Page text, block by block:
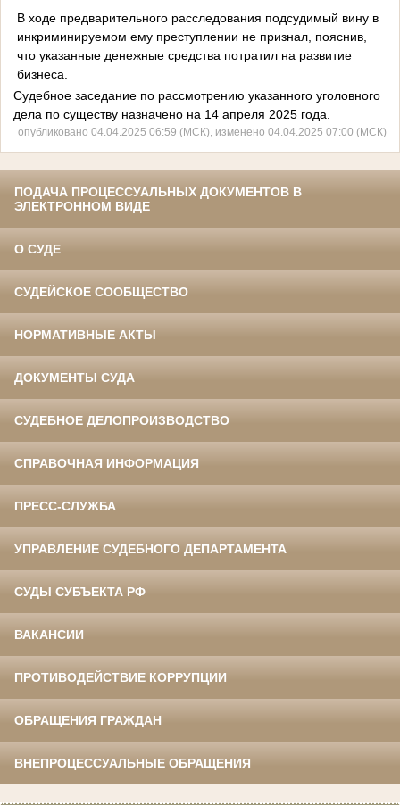
В ходе предварительного расследования подсудимый вину в
инкриминируемом ему преступлении не признал, пояснив,
что указанные денежные средства потратил на развитие
бизнеса.
Судебное заседание по рассмотрению указанного уголовного
дела по существу назначено на 14 апреля 2025 года.
опубликовано 04.04.2025 06:59 (МСК), изменено 04.04.2025 07:00 (МСК)
ПОДАЧА ПРОЦЕССУАЛЬНЫХ ДОКУМЕНТОВ В
ЭЛЕКТРОННОМ ВИДЕ
О СУДЕ
СУДЕЙСКОЕ СООБЩЕСТВО
НОРМАТИВНЫЕ АКТЫ
ДОКУМЕНТЫ СУДА
СУДЕБНОЕ ДЕЛОПРОИЗВОДСТВО
СПРАВОЧНАЯ ИНФОРМАЦИЯ
ПРЕСС-СЛУЖБА
УПРАВЛЕНИЕ СУДЕБНОГО ДЕПАРТАМЕНТА
СУДЫ СУБЪЕКТА РФ
ВАКАНСИИ
ПРОТИВОДЕЙСТВИЕ КОРРУПЦИИ
ОБРАЩЕНИЯ ГРАЖДАН
ВНЕПРОЦЕССУАЛЬНЫЕ ОБРАЩЕНИЯ